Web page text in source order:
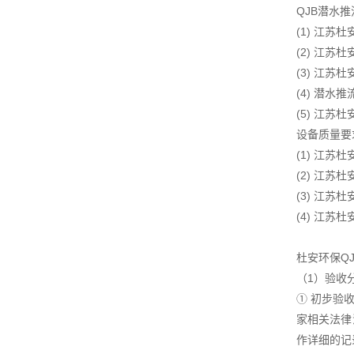
QJB潜水
(1) 江苏杜
(2) 江苏杜
(3) 江苏杜
(4) 潜水推
(5) 江苏杜
设备质量要
(1) 江苏杜
(2) 江苏杜
(3) 江苏杜
(4) 江苏杜
杜安环保
（1）验
① 初步验收
家相关法
作详细的记